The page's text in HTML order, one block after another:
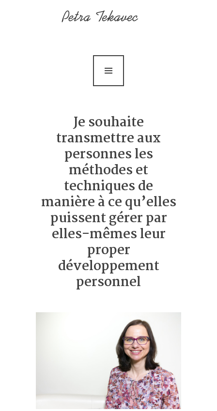
Accueil
Services
Je souhaite
transmettre aux
personnes les
méthodes et
techniques de
manière à ce qu’elles
puissent gérer par
elles-mêmes leur
proper
développement
personnel